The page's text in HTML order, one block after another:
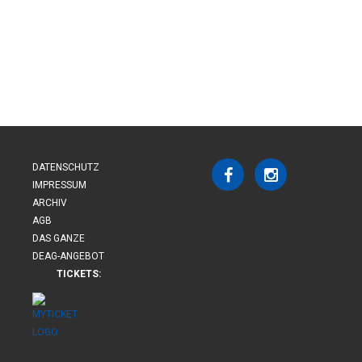
DATENSCHUTZ
IMPRESSUM
ARCHIV
AGB
DAS GANZE
DEAG-ANGEBOT
TICKETS: